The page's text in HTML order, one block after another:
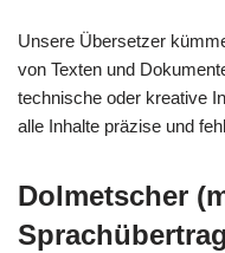
Unsere Übersetzer
von Texten und
technische oder kreative
alle Inhalte präzise und
Dolmetscher